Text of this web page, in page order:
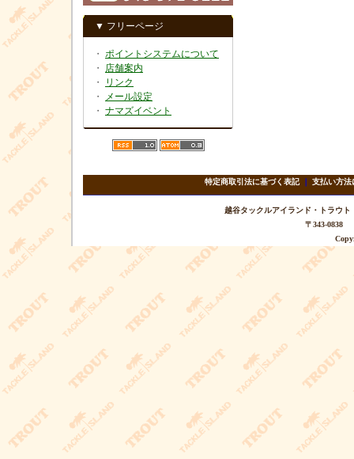
▼ フリーページ
・ ポイントシステムについて
・ 店舗案内
・
リンク
・
メール設定
・ ナマズイベント
特定商取引法に基づく表記｜ 支払い方法
越谷タックルアイランド・トラ
〒343-0838